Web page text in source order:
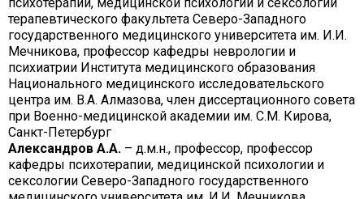
терапевтического факультета Северо-Западного
государственного медицинского университета им. И.И.
Мечникова, профессор кафедры неврологии и
психиатрии Института медицинского образования
Национального медицинского исследовательского
центра им. В.А. Алмазова, член диссертационного совета
при Военно-медицинской академии им. С.М. Кирова,
Санкт-Петербург
Александров А.А. – д.м.н., профессор, профессор
кафедры психотерапии, медицинской психологии и
сексологии Северо-Западного государственного